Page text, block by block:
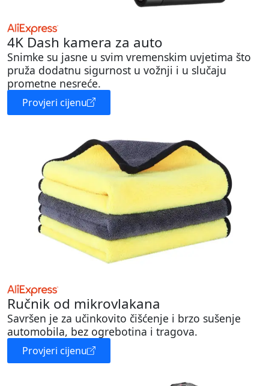
4K Dash kamera za auto
Snimke su jasne u svim vremenskim uvjetima što
pruža dodatnu sigurnost u vožnji i u slučaju
prometne nesreće.
Provjeri cijenu
Ručnik od mikrovlakana
Savršen je za učinkovito čišćenje i brzo sušenje
automobila, bez ogrebotina i tragova.
Provjeri cijenu